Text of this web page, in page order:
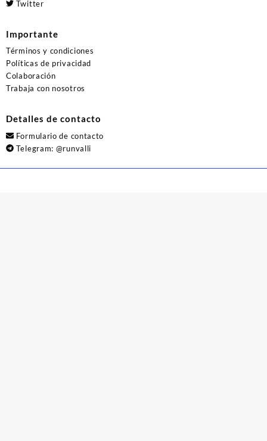
Twitter
Importante
Términos y condiciones
Políticas de privacidad
Colaboración
Trabaja con nosotros
Detalles de contacto
Formulario de contacto
Telegram: @runvalli